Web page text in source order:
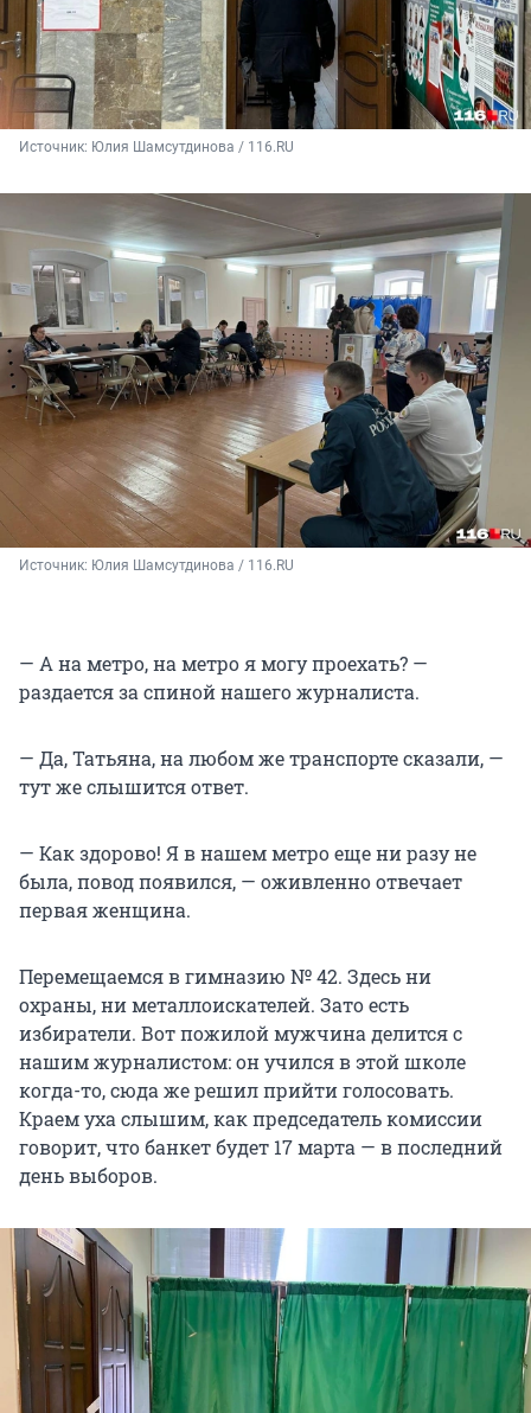
Источник: Юлия Шамсутдинова / 116.RU
Источник: Юлия Шамсутдинова / 116.RU
— А на метро, на метро я могу проехать? —
раздается за спиной нашего журналиста.
— Да, Татьяна, на любом же транспорте сказали, —
тут же слышится ответ.
— Как здорово! Я в нашем метро еще ни разу не
была, повод появился, — оживленно отвечает
первая женщина.
Перемещаемся в гимназию № 42. Здесь ни
охраны, ни металлоискателей. Зато есть
избиратели. Вот пожилой мужчина делится с
нашим журналистом: он учился в этой школе
когда-то, сюда же решил прийти голосовать.
Краем уха слышим, как председатель комиссии
говорит, что банкет будет 17 марта — в последний
день выборов.